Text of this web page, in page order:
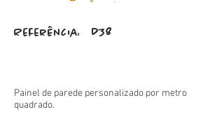
Referência: D38
Painel de parede personalizado por metro
quadrado.